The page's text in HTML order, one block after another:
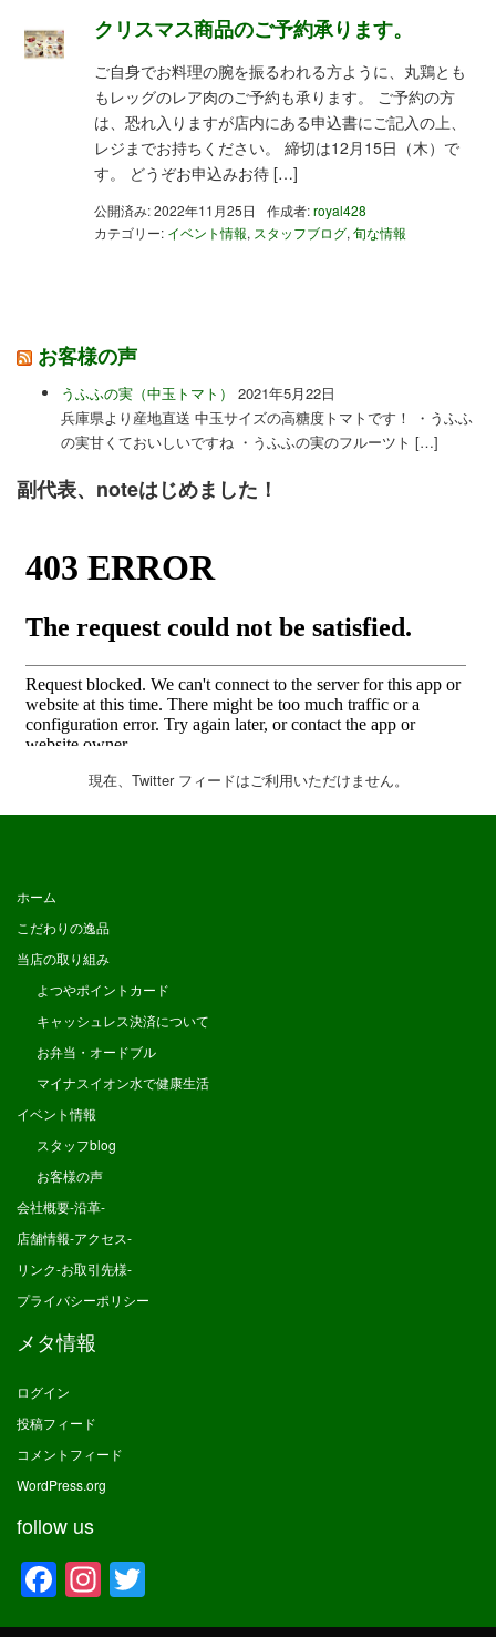
クリスマス商品のご予約承ります。
ご自身でお料理の腕を振るわれる方ように、丸鶏とも
もレッグのレア肉のご予約も承ります。 ご予約の方
は、恐れ入りますが店内にある申込書にご記入の上、
レジまでお持ちください。 締切は12月15日（木）で
す。 どうぞお申込みお待 […]
公開済み: 2022年11月25日 作成者:royal428
カテゴリー: イベント情報, スタッフブログ, 旬な情報
お客様の声
うふふの実（中玉トマト）
2021年5月22日
兵庫県より産地直送 中玉サイズの高糖度トマトです！ ・うふふ
の実甘くておいしいですね ・うふふの実のフルーツト […]
副代表、noteはじめました！
現在、Twitter フィードはご利用いただけません。
ホーム
こだわりの逸品
当店の取り組み
よつやポイントカード
キャッシュレス決済について
お弁当・オードブル
マイナスイオン水で健康生活
イベント情報
スタッフblog
お客様の声
会社概要-沿革-
店舗情報-アクセス-
リンク-お取引先様-
プライバシーポリシー
メタ情報
ログイン
投稿フィード
コメントフィード
WordPress.org
follow us
Facebook
Instagram